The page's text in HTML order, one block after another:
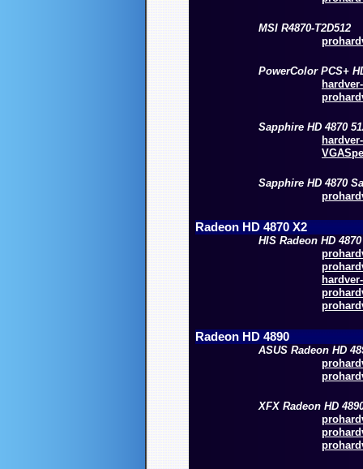
MSI R4870-T2D512
PowerColor PCS+
Sapphire HD 4870
Sapphire HD 4870
Radeon HD 4870 X2
HIS Radeon HD
Radeon HD 4890
ASUS Radeon HD
XFX Radeon HD